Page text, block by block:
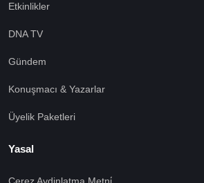
Etkinlikler
DNA TV
Gündem
Konuşmacı & Yazarlar
Üyelik Paketleri
Yasal